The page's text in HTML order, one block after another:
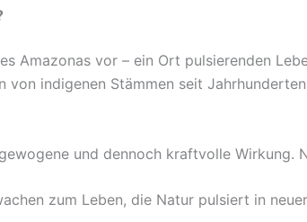
Amazonas vor – ein Ort pulsierenden
von indigenen Stämmen seit
und dennoch kraftvolle Wirkung.
zum Leben, die Natur pulsiert in